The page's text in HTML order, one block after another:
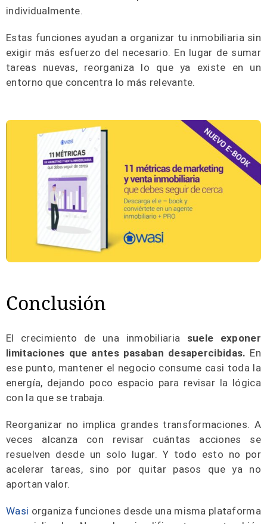
individualmente.
Estas funciones ayudan a organizar tu inmobiliaria sin
exigir más esfuerzo del necesario. En lugar de sumar
tareas nuevas, reorganiza lo que ya existe en un
entorno que concentra lo más relevante.
Conclusión
El crecimiento de una inmobiliaria suele exponer
limitaciones que antes pasaban desapercibidas. En
ese punto, mantener el negocio consume casi toda la
energía, dejando poco espacio para revisar la lógica
con la que se trabaja.
Reorganizar no implica grandes transformaciones. A
veces alcanza con revisar cuántas acciones se
resuelven desde un solo lugar. Y todo esto no por
acelerar tareas, sino por quitar pasos que ya no
aportan valor.
Wasi organiza funciones desde una misma plataforma